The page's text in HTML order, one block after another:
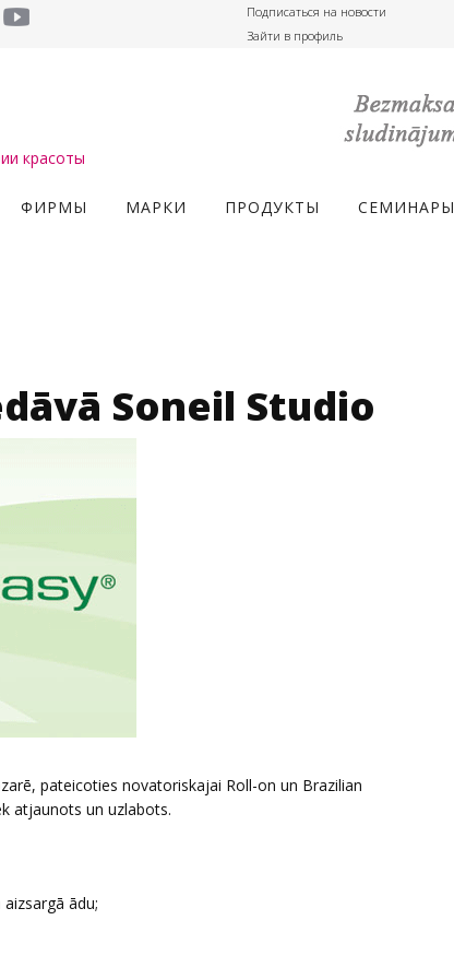
Подписаться на новости
Зайти в профиль
красоты
ФИРМЫ МАРКИ ПРОДУКТЫ СЕМИНАРЫ
Soneil Studio
pateicoties novatoriskajai Roll-on un Brazilian
atjaunots un uzlabots.
ādu;